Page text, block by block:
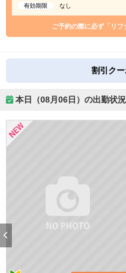
有効期限
なし
ご予約の際に必ず「リ
割引ク
本日（08月06日）の出勤状況